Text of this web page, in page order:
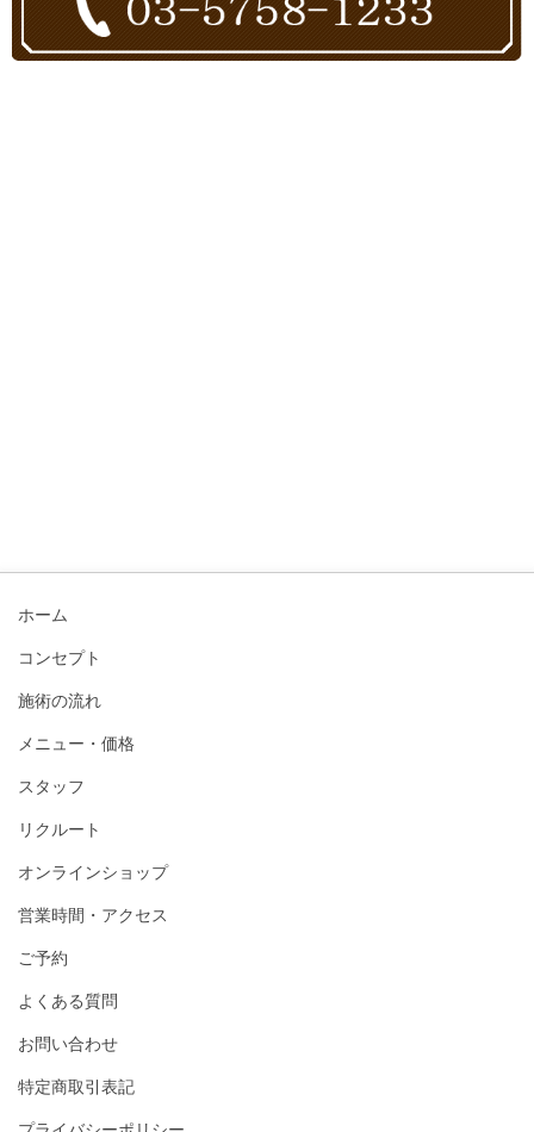
ホーム
コンセプト
施術の流れ
メニュー・価格
スタッフ
リクルート
オンラインショップ
営業時間・アクセス
ご予約
よくある質問
お問い合わせ
特定商取引表記